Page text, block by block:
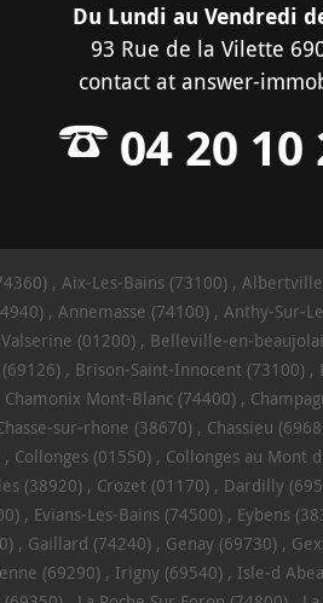
Du Lundi au Vendredi
93 Rue de la Vilette
contact at answer-
04 20 10
Aix-Les-Bains (73100)
Annemasse (74100) Anthy-Sur-
(01200) Belleville-en-
Brison-Saint-Innocent (73100)
Chamonix Mont-Blanc (74400)
sur-rhone (38670) Chassieu
Collonges (01550) Collonges au Mont
(38920) Crozet (01170) Dardilly
Evians-Les-Bains (74500) Eybens
Gaillard (74240) Genay (69730)
(69290) Irigny (69540) Isle-d